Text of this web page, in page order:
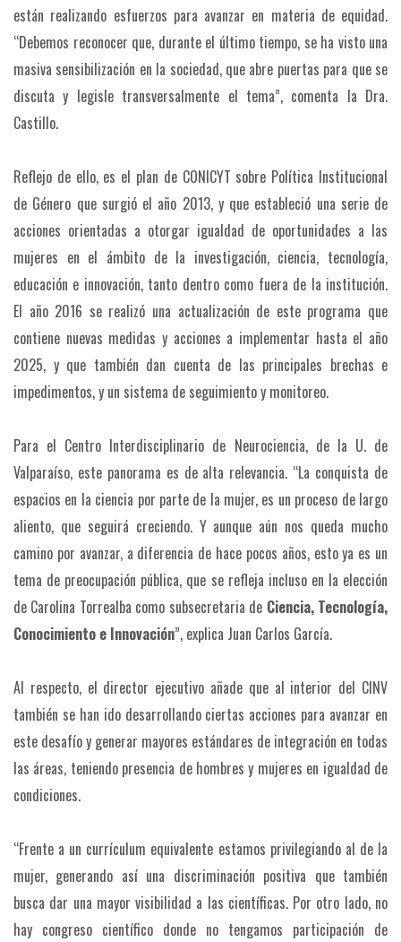
están realizando esfuerzos para avanzar en materia de equidad.
“Debemos reconocer que, durante el último tiempo, se ha visto una
masiva sensibilización en la sociedad, que abre puertas para que se
discuta y legisle transversalmente el tema”, comenta la Dra.
Castillo.
Reflejo de ello, es el plan de CONICYT sobre Política Institucional
de Género que surgió el año 2013, y que estableció una serie de
acciones orientadas a otorgar igualdad de oportunidades a las
mujeres en el ámbito de la investigación, ciencia, tecnología,
educación e innovación, tanto dentro como fuera de la institución.
El año 2016 se realizó una actualización de este programa que
contiene nuevas medidas y acciones a implementar hasta el año
2025, y que también dan cuenta de las principales brechas e
impedimentos, y un sistema de seguimiento y monitoreo.
Para el Centro Interdisciplinario de Neurociencia, de la U. de
Valparaíso, este panorama es de alta relevancia. “La conquista de
espacios en la ciencia por parte de la mujer, es un proceso de largo
aliento, que seguirá creciendo. Y aunque aún nos queda mucho
camino por avanzar, a diferencia de hace pocos años, esto ya es un
tema de preocupación pública, que se refleja incluso en la elección
de Carolina Torrealba como subsecretaria de Ciencia, Tecnología,
Conocimiento e Innovación”, explica Juan Carlos García.
Al respecto, el director ejecutivo añade que al interior del CINV
también se han ido desarrollando ciertas acciones para avanzar en
este desafío y generar mayores estándares de integración en todas
las áreas, teniendo presencia de hombres y mujeres en igualdad de
condiciones.
“Frente a un currículum equivalente estamos privilegiando al de la
mujer, generando así una discriminación positiva que también
busca dar una mayor visibilidad a las científicas. Por otro lado, no
hay congreso científico donde no tengamos participación de